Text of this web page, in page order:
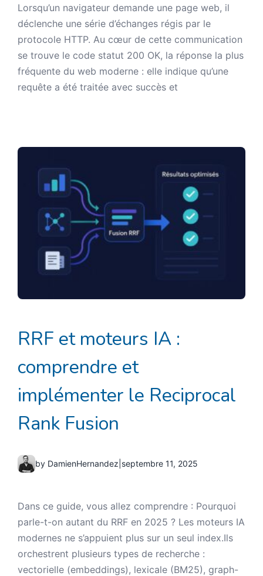
Lorsqu’un navigateur demande une page web, il
déclenche une série d’échanges régis par le
protocole HTTP. Au cœur de cette communication
se trouve le code statut 200 OK, la réponse la plus
fréquente du web moderne : elle indique qu’une
requête a été traitée avec succès et
RRF et moteurs IA :
comprendre et
implémenter le Reciprocal
Rank Fusion
by DamienHernandez septembre 11, 2025
Dans ce guide, vous allez comprendre : Pourquoi
parle-t-on autant du RRF en 2025 ? Les moteurs IA
modernes ne s’appuient plus sur un seul index.Ils
orchestrent plusieurs types de recherche :
vectorielle (embeddings), lexicale (BM25), graph-